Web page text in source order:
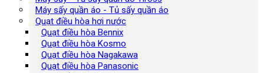
Máy sấy quần áo - Tủ sấy quần áo
Quạt điều hòa hơi nước
Quạt điều hòa Bennix
Quạt điều hòa Kosmo
Quạt điều hòa Nagakawa
Quạt điều hòa Panasonic